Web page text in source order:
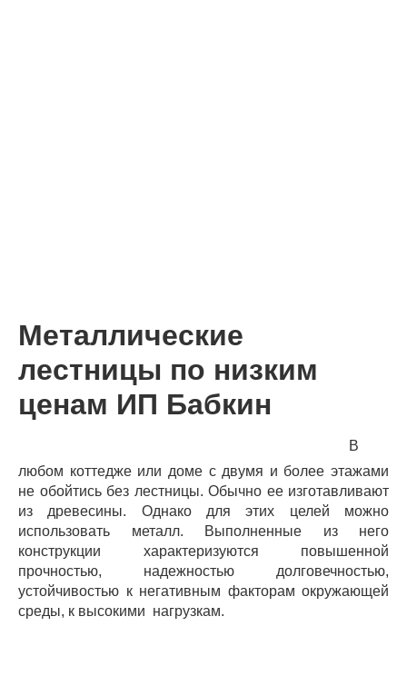
Металлические
лестницы по низким
ценам ИП Бабкин
В
любом коттедже или доме с двумя и более этажами
не обойтись без лестницы. Обычно ее изготавливают
из древесины. Однако для этих целей можно
использовать металл. Выполненные из него
конструкции характеризуются повышенной
прочностью, надежностью долговечностью,
устойчивостью к негативным факторам окружающей
среды, к высокими нагрузкам.